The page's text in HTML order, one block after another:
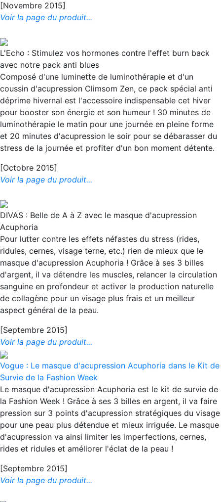
[Novembre 2015]
Voir la page du produit...
L'Echo : Stimulez vos hormones contre l'effet burn back
avec notre pack anti blues
Composé d'une luminette de luminothérapie et d'un
coussin d'acupression Climsom Zen, ce pack spécial anti
déprime hivernal est l'accessoire indispensable cet hiver
pour booster son énergie et son humeur ! 30 minutes de
luminothérapie le matin pour une journée en pleine forme
et 20 minutes d'acupression le soir pour se débarasser du
stress de la journée et profiter d'un bon moment détente.
[Octobre 2015]
Voir la page du produit...
DIVAS : Belle de A à Z avec le masque d'acupression
Acuphoria
Pour lutter contre les effets néfastes du stress (rides,
ridules, cernes, visage terne, etc.) rien de mieux que le
masque d'acupression Acuphoria ! Grâce à ses 3 billes
d'argent, il va détendre les muscles, relancer la circulation
sanguine en profondeur et activer la production naturelle
de collagène pour un visage plus frais et un meilleur
aspect général de la peau.
[Septembre 2015]
Voir la page du produit...
Vogue : Le masque d'acupression Acuphoria dans le Kit de
Survie de la Fashion Week
Le masque d'acupression Acuphoria est le kit de survie de
la Fashion Week ! Grâce à ses 3 billes en argent, il va faire
pression sur 3 points d'acupression stratégiques du visage
pour une peau plus détendue et mieux irriguée. Le masque
d'acupression va ainsi limiter les imperfections, cernes,
rides et ridules et améliorer l'éclat de la peau !
[Septembre 2015]
Voir la page du produit...